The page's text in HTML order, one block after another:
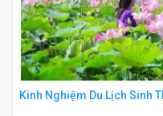
Kinh Nghiệm Du Lịch Sinh